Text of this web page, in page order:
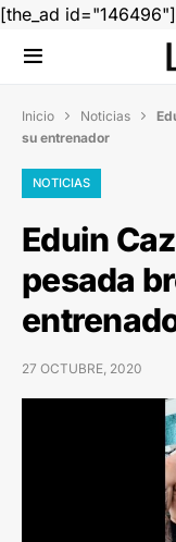
[the_ad id="146496"]
Inicio  Noticias 
su entrenador
NOTICIAS
Eduin
pesada
27 OCTUBRE, 2020